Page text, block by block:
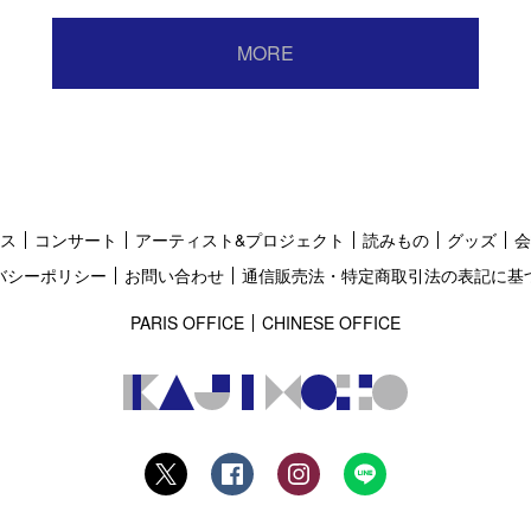
MORE
コンサート アーティスト&プロジェクト 読みもの グッズ
シーポリシー
お問い合わせ
通信販売法・特定商取引法の表記に基
PARIS OFFICE
CHINESE OFFICE